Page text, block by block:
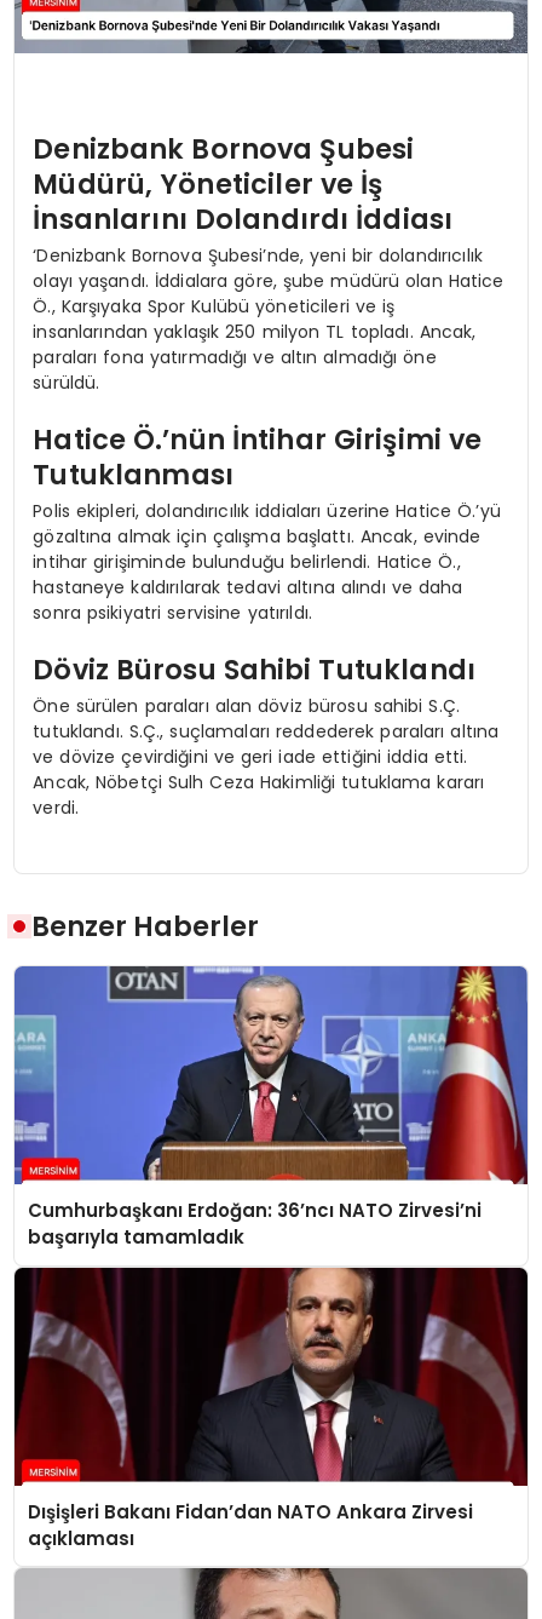
Denizbank Bornova Şubesi
Müdürü, Yöneticiler ve İş
İnsanlarını Dolandırdı İddiası
‘Denizbank Bornova Şubesi’nde, yeni bir dolandırıcılık
olayı yaşandı. İddialara göre, şube müdürü olan Hatice
Ö., Karşıyaka Spor Kulübü yöneticileri ve iş
insanlarından yaklaşık 250 milyon TL topladı. Ancak,
paraları fona yatırmadığı ve altın almadığı öne
sürüldü.
Hatice Ö.’nün İntihar Girişimi ve
Tutuklanması
Polis ekipleri, dolandırıcılık iddiaları üzerine Hatice Ö.’yü
gözaltına almak için çalışma başlattı. Ancak, evinde
intihar girişiminde bulunduğu belirlendi. Hatice Ö.,
hastaneye kaldırılarak tedavi altına alındı ve daha
sonra psikiyatri servisine yatırıldı.
Döviz Bürosu Sahibi Tutuklandı
Öne sürülen paraları alan döviz bürosu sahibi S.Ç.
tutuklandı. S.Ç., suçlamaları reddederek paraları altına
ve dövize çevirdiğini ve geri iade ettiğini iddia etti.
Ancak, Nöbetçi Sulh Ceza Hakimliği tutuklama kararı
verdi.
Benzer Haberler
Cumhurbaşkanı Erdoğan: 36’ncı NATO Zirvesi’ni
başarıyla tamamladık
Dışişleri Bakanı Fidan’dan NATO Ankara Zirvesi
açıklaması